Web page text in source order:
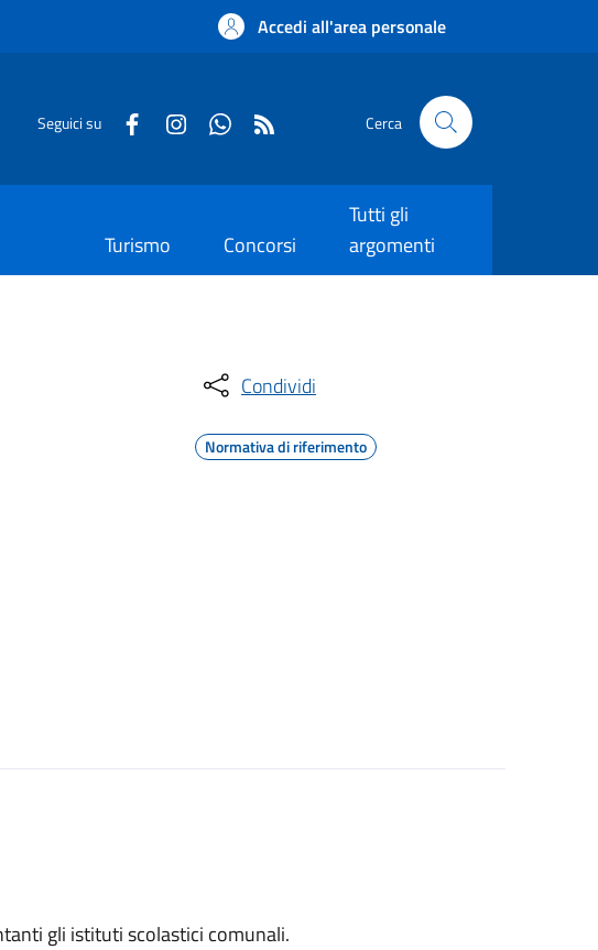
Accedi all'area personale
Seguici su Cerca
Turismo Concorsi
Tutti gli
argomenti
Condividi
Normativa di riferimento
gli istituti scolastici comunali.